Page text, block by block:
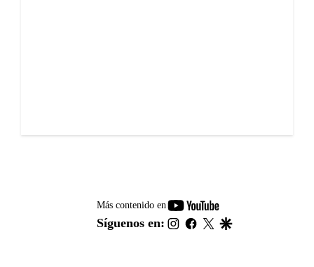
Más contenido en
youtube-
footer
Síguenos en: instagram
facebook
twitter